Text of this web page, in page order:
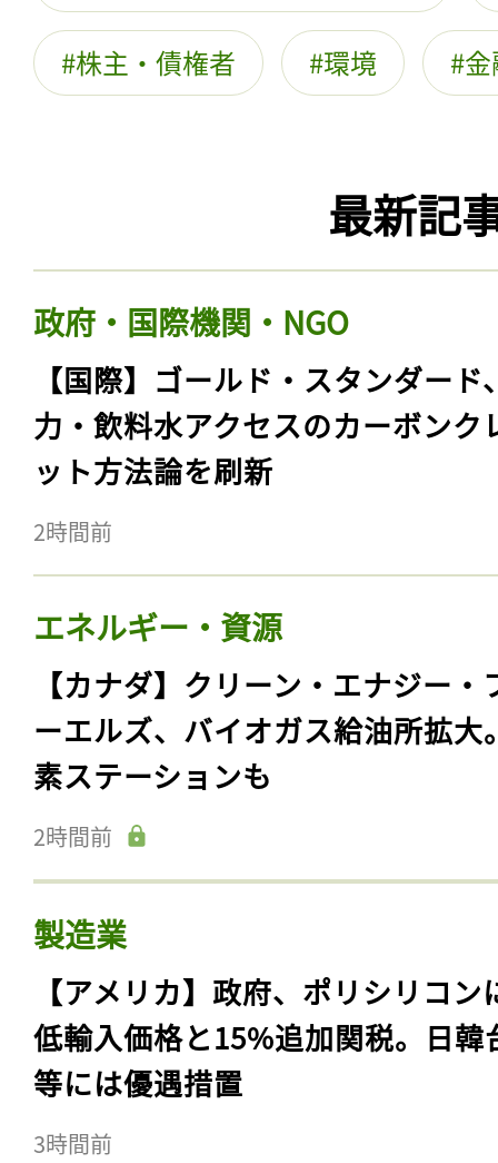
株主・債権者 環境
最新記
政府・国際機関・NGO
【国際】ゴールド・スタンダード
力・飲料水アクセスのカーボンク
ット方法論を刷新
2時間前
エネルギー・資源
【カナダ】クリーン・エナジー・
ーエルズ、バイオガス給油所拡大
素ステーションも
2時間前
製造業
【アメリカ】政府、ポリシリコン
低輸入価格と15%追加関税。日韓
等には優遇措置
3時間前